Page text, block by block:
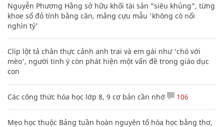
Nguyễn Phương Hằng sở hữu khối tài sản "siêu khủng", từng
khoe sổ đỏ tính bằng cân, mắng cựu mẫu 'không có nổi
nghìn tỷ'
Clip lột tả chân thực cảnh anh trai và em gái như 'chó với
mèo', người tinh ý còn phát hiện một vấn đề trong giáo dục
con
Các công thức hóa học lớp 8, 9 cơ bản cần nhớ 106
Mẹo học thuộc Bảng tuần hoàn nguyên tố hóa học bằng thơ,